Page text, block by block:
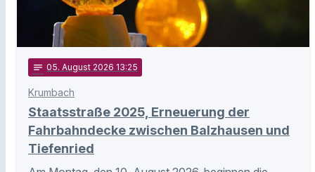
notes 05. August 2026 13:25
Krumbach
Staatsstraße 2025, Erneuerung der
Fahrbahndecke zwischen Balzhausen und
Tiefenried